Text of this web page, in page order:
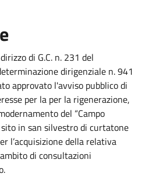
di G.C. n. 231 del
dirigenziale n. 941
approvato l'avviso pubblico di
per la per la rigenerazione,
del “Campo
sito in san silvestro di curtatone
l’acquisizione della relativa
di consultazioni